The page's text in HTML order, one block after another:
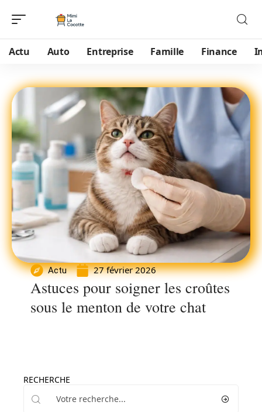
Actu Auto Entreprise Famille Finance
Actu 27 février 2026
Astuces pour soigner les croûtes
sous le menton de votre chat
RECHERCHE